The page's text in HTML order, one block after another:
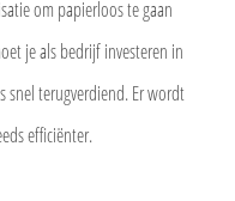
om papierloos te gaan
je als bedrijf investeren in
snel terugverdiend. Er wordt
efficiënter.